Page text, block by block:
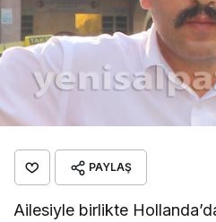
PAYLAŞ
Ailesiyle birlikte